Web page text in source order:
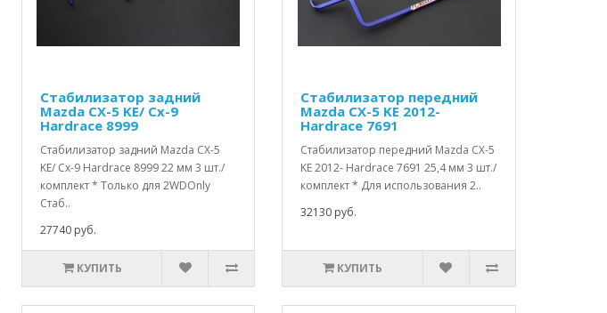
Стабилизатор задний
Mazda CX-5 KE/ Cx-9
Hardrace 8999
Стабилизатор задний Mazda CX-5
KE/ Cx-9 Hardrace 8999 22 мм 3 шт./
комплект * Только для 2WDOnly
Стаб..
27740 руб.
КУПИТЬ
Стабилизатор передний
Mazda CX-5 KE 2012-
Hardrace 7691
Стабилизатор передний Mazda CX-5
KE 2012- Hardrace 7691 25,4 мм 3 шт./
комплект * Для использования 2..
32130 руб.
КУПИТЬ